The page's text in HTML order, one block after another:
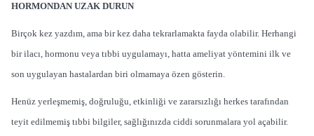
HORMONDAN UZAK DURUN
Birçok kez yazdım, ama bir kez daha tekrarlamakta fayda olabilir. Herhangi
bir ilacı, hormonu veya tıbbi uygulamayı, hatta ameliyat yöntemini ilk ve
son uygulayan hastalardan biri olmamaya özen gösterin.
Henüz yerleşmemiş, doğruluğu, etkinliği ve zararsızlığı herkes tarafından
teyit edilmemiş tıbbi bilgiler, sağlığınızda ciddi sorunmalara yol açabilir.